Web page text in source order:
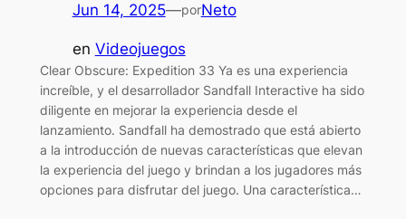
Jun 14, 2025—porNeto
en Videojuegos
Clear Obscure: Expedition 33 Ya es una experiencia
increíble, y el desarrollador Sandfall Interactive ha sido
diligente en mejorar la experiencia desde el
lanzamiento. Sandfall ha demostrado que está abierto
a la introducción de nuevas características que elevan
la experiencia del juego y brindan a los jugadores más
opciones para disfrutar del juego. Una característica…